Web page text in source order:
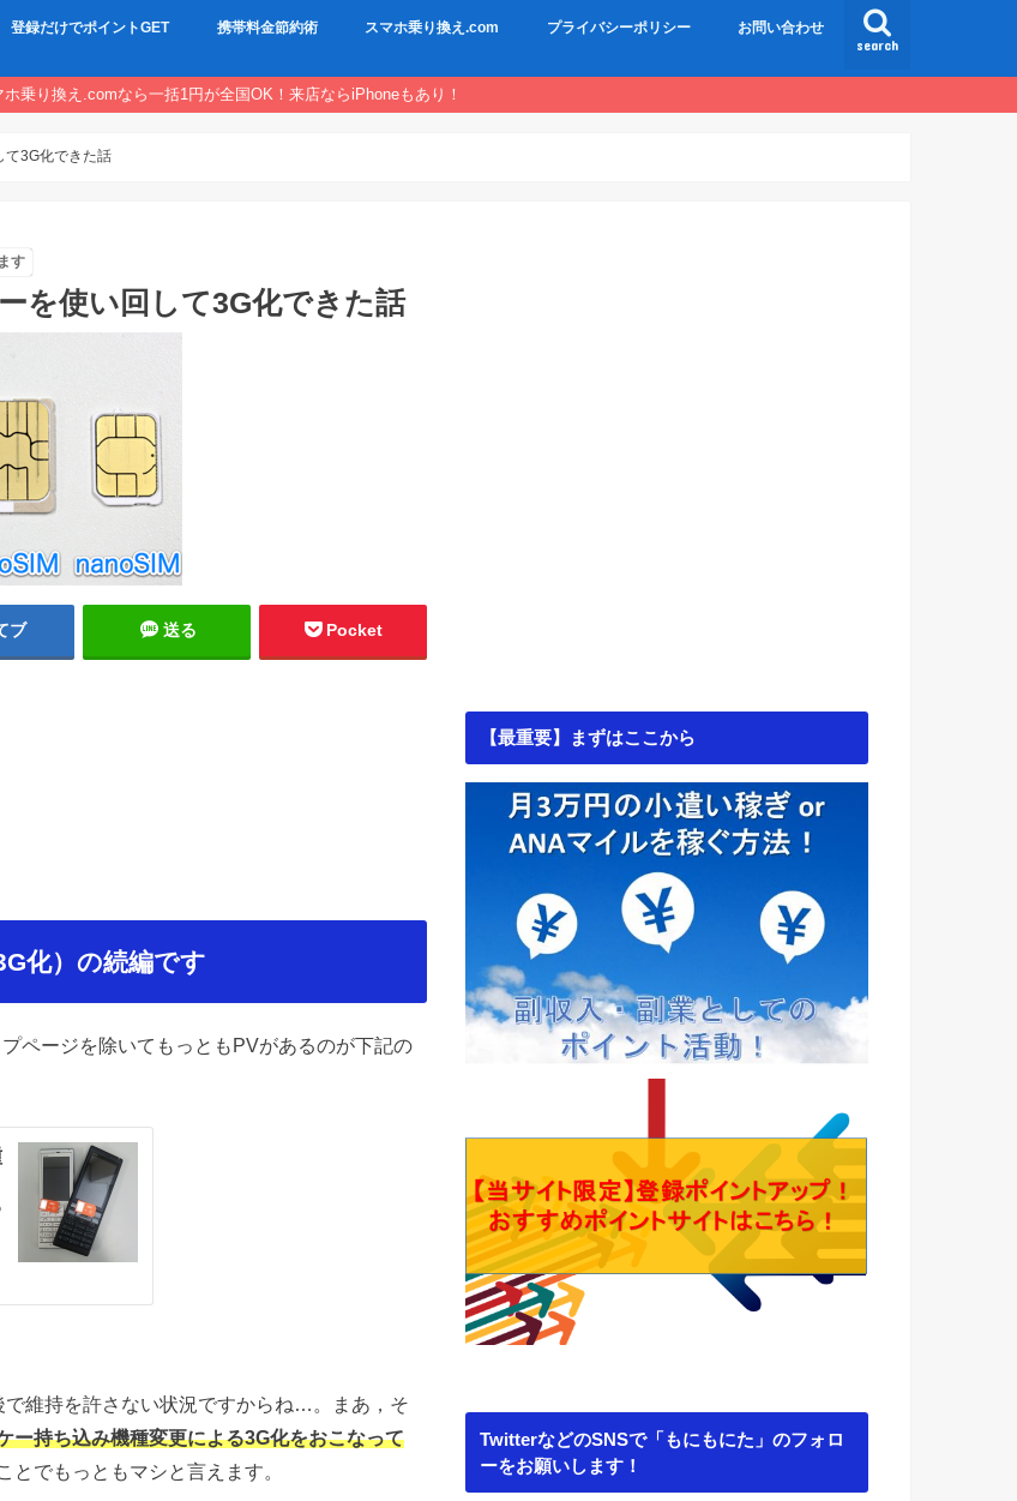
search
登録だけでポイントGET 携帯料金節約術 スマホ乗り換え.com プライバシーポリシー お問い合わせ
ホ乗り換え.comなら一括1円が全国OK！来店ならiPhoneもあり！
て3G化できた話
す
を使い回して3G化できた話
ブ 送る Pocket
化）の続編です
ページを除いてもっともPVがあるのが下記の
維持を許さない状況ですからね…。まあ，そ
ー持ち込み機種変更による3G化をおこなって
とでもっともマシと言えます。
【最重要】まずはここから
TwitterなどのSNSで「もにもにた」のフォロ
ーをお願いします！